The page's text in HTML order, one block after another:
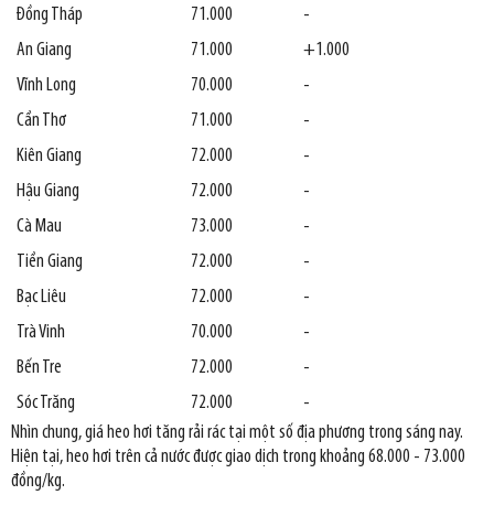
Đồng Tháp
71.000
-
An Giang
71.000
+1.000
Vĩnh Long
70.000
-
Cần Thơ
71.000
-
Kiên Giang
72.000
-
Hậu Giang
72.000
-
Cà Mau
73.000
-
Tiền Giang
72.000
-
Bạc Liêu
72.000
-
Trà Vinh
70.000
-
Bến Tre
72.000
-
Sóc Trăng
72.000
-
Nhìn chung, giá heo hơi tăng rải rác tại một số địa phương trong sáng nay.
Hiện tại, heo hơi trên cả nước được giao dịch trong khoảng 68.000 - 73.000
đồng/kg.